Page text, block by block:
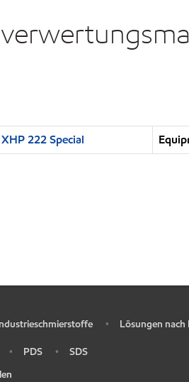
222 Special
• Lösungen nach
• PDS •
SDS